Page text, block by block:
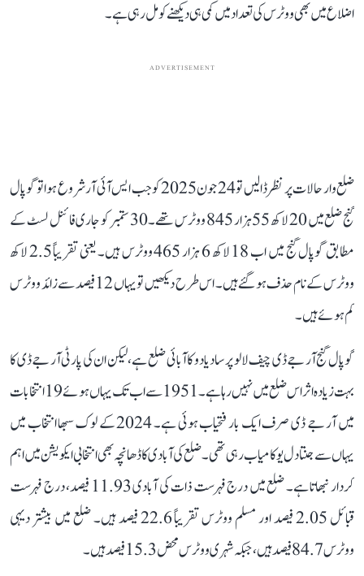
اضلاع میں بھی ووٹرس کی تعداد میں کمی ہی دیکھنے کو مل رہی ہے۔
ADVERTISEMENT
ضلع وار حالات پر نظر ڈالیں تو 24 جون 2025 کو جب ایس آئی آر شروع ہوا تو گوپال
گنج ضلع میں 20 لاکھ 55 ہزار 845 ووٹرس تھے۔ 30 ستمبر کو جاری فائنل لسٹ کے
مطابق گوپال گنج میں اب 18 لاکھ 6 ہزار 465 ووٹرس ہیں۔ یعنی تقریباً 2.5 لاکھ
ووٹرس کے نام حذف ہو گئے ہیں۔ اس طرح دیکھیں تو یہاں 12 فیصد سے زائد ووٹرس
کم ہوئے ہیں۔
گوپال گنج آر جے ڈی چیف لالو پرساد یادو کا آبائی ضلع ہے، لیکن ان کی پارٹی آر جے ڈی کا
بہت زیادہ اثر اس ضلع میں نہیں رہا ہے۔ 1951 سے اب تک یہاں ہوئے 19 انتخابات
میں آر جے ڈی صرف ایک بار فتحیاب ہوئی ہے۔ 2024 کے لوک سبھا انتخاب میں
یہاں سے جنتا دل یو کامیاب رہی تھی۔ ضلع کی آبادی کا ڈھانچہ بھی انتخابی ایکویشن میں اہم
کردار نبھاتا ہے۔ ضلع میں درج فہرست ذات کی آبادی 11.93 فیصد، درج فہرست
قبائل 2.05 فیصد اور مسلم ووٹرس تقریباً 22.6 فیصد ہیں۔ ضلع میں بیشتر دیہی
ووٹرس 84.7 فیصد ہیں، جبکہ شہری ووٹرس محض 15.3 فیصد ہیں۔